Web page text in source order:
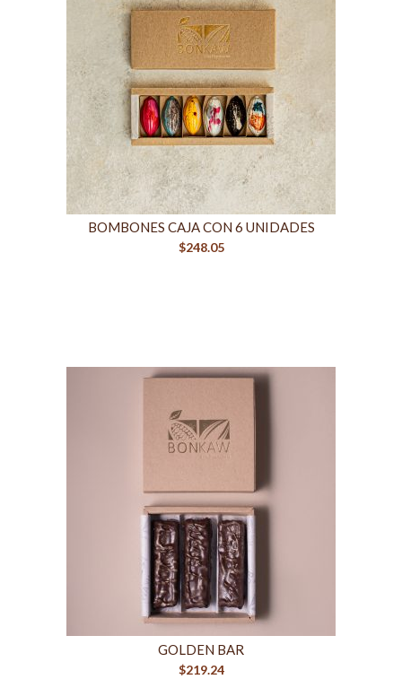
BOMBONES CAJA CON 6 UNIDADES
$248.05
GOLDEN BAR
$219.24